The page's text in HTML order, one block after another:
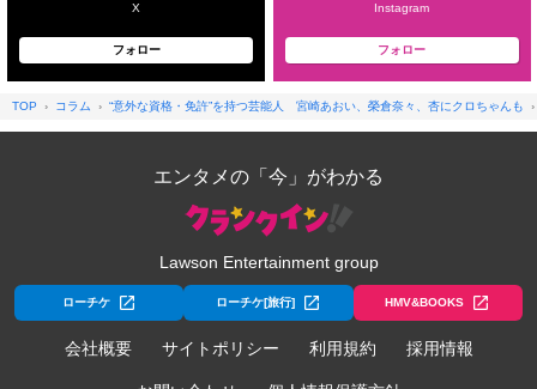
X
フォロー
Instagram
フォロー
TOP コラム “意外な資格・免許”を持つ芸能人 宮崎あおい、榮倉奈々、杏にクロちゃんも
エンタメの「今」がわかる
Lawson Entertainment group
ローチケ ローチケ[旅行] HMV&BOOKS
会社概要 サイトポリシー 利用規約 採用情報